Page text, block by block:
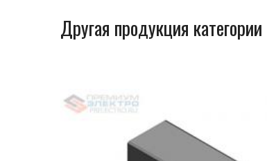
Другая продукция категории